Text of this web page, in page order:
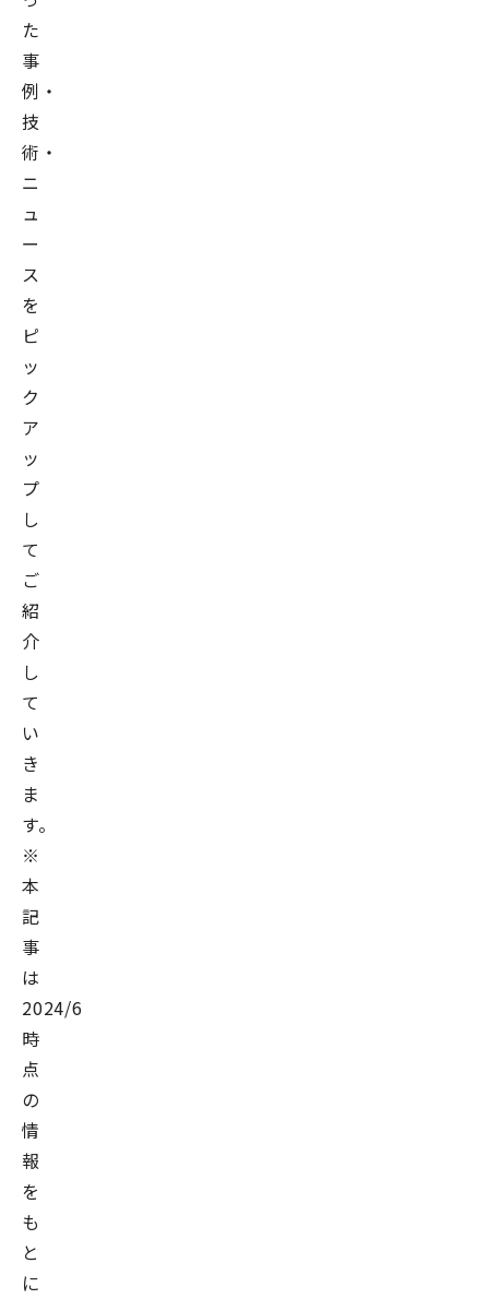
た
事
例・
技
術・
ニ
ュ
ー
ス
を
ピ
ッ
ク
ア
ッ
プ
し
て
ご
紹
介
し
て
い
き
ま
す。
※
本
記
事
は
2024/6/20
時
点
の
情
報
を
も
と
に